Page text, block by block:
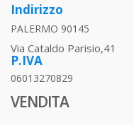
Indirizzo
PALERMO 90145
Via Cataldo Parisio,41
P.IVA
06013270829
VENDITA